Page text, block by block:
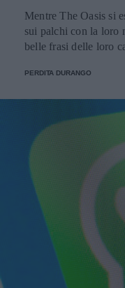
Mentre The Oasis si
sui palchi con la loro
belle frasi delle loro
PERDITA DURANGO